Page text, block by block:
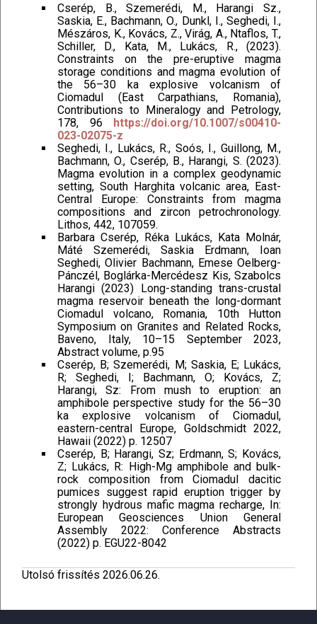
Cserép, B., Szemerédi, M., Harangi Sz.,
Saskia, E., Bachmann, O., Dunkl, I., Seghedi, I.,
Mészáros, K., Kovács, Z., Virág, A., Ntaflos, T.,
Schiller, D., Kata, M., Lukács, R., (2023).
Constraints on the pre-eruptive magma
storage conditions and magma evolution of
the 56–30 ka explosive volcanism of
Ciomadul (East Carpathians, Romania),
Contributions to Mineralogy and Petrology,
178, 96 https://doi.org/10.1007/s00410-
023-02075-z
Seghedi, I., Lukács, R., Soós, I., Guillong, M.,
Bachmann, O., Cserép, B., Harangi, S. (2023).
Magma evolution in a complex geodynamic
setting, South Harghita volcanic area, East-
Central Europe: Constraints from magma
compositions and zircon petrochronology.
Lithos, 442, 107059.
Barbara Cserép, Réka Lukács, Kata Molnár,
Máté Szemerédi, Saskia Erdmann, Ioan
Seghedi, Olivier Bachmann, Emese Oelberg-
Pánczél, Boglárka-Mercédesz Kis, Szabolcs
Harangi (2023) Long-standing trans-crustal
magma reservoir beneath the long-dormant
Ciomadul volcano, Romania, 10th Hutton
Symposium on Granites and Related Rocks,
Baveno, Italy, 10–15 September 2023,
Abstract volume, p.95
Cserép, B; Szemerédi, M; Saskia, E; Lukács,
R; Seghedi, I; Bachmann, O; Kovács, Z;
Harangi, Sz: From mush to eruption: an
amphibole perspective study for the 56–30
ka explosive volcanism of Ciomadul,
eastern-central Europe, Goldschmidt 2022,
Hawaii (2022) p. 12507
Cserép, B; Harangi, Sz; Erdmann, S; Kovács,
Z; Lukács, R: High-Mg amphibole and bulk-
rock composition from Ciomadul dacitic
pumices suggest rapid eruption trigger by
strongly hydrous mafic magma recharge, In:
European Geosciences Union General
Assembly 2022: Conference Abstracts
(2022) p. EGU22-8042
Utolsó frissítés 2026.06.26.